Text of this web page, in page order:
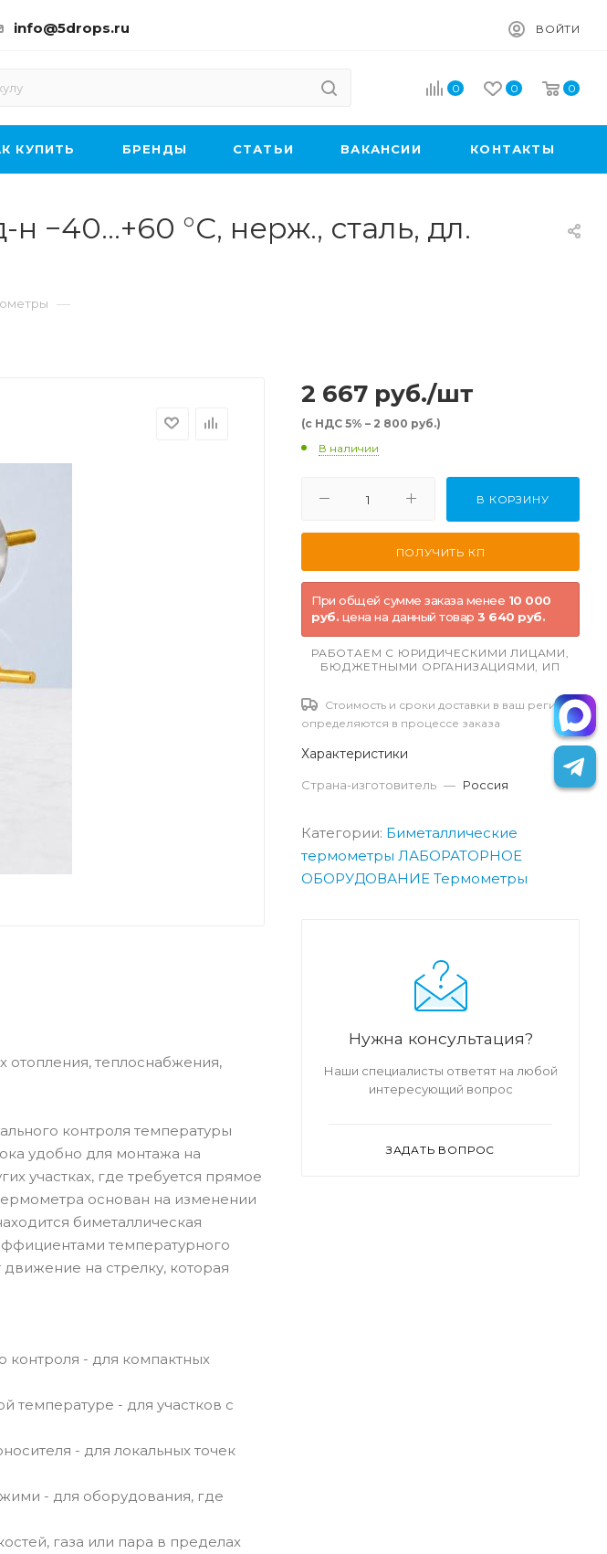
ВОЙТИ
info@5drops.ru
0 0 0
КУПИТЬ БРЕНДЫ CТАТЬИ ВАКАНСИИ КОНТАКТЫ
−40…+60 °C, нерж., сталь, дл.
—
отопления, теплоснабжения,
контроля температуры
удобно для монтажа на
участках, где требуется прямое
основан на изменении
биметаллическая
температурного
на стрелку, которая
- для компактных
температуре - для участков с
- для локальных точек
- для оборудования, где
газа или пара в пределах
2 667 руб./шт
(с НДС 5% – 2 800 руб.)
В наличии
В КОРЗИНУ
При общей сумме заказа менее 10 000
руб. цена на данный товар 3 640 руб.
РАБОТАЕМ С ЮРИДИЧЕСКИМИ ЛИЦАМИ,
БЮДЖЕТНЫМИ ОРГАНИЗАЦИЯМИ, ИП
Стоимость и сроки доставки в ваш регион
определяются в процессе заказа
Характеристики
Страна-изготовитель — Россия
Категории: Биметаллические
термометры ЛАБОРАТОРНОЕ
ОБОРУДОВАНИЕ Термометры
Нужна консультация?
Наши специалисты ответят на любой
интересующий вопрос
ЗАДАТЬ ВОПРОС